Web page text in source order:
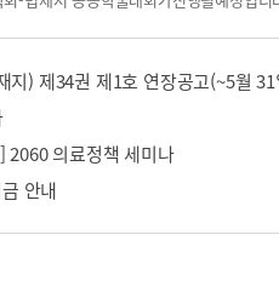
드릴예정입니다. **비대면참석자중참석
석여부확인후발급해드릴예정입니다.
변경해주시길부탁드리며, 메일로요청
겠습니다.회원여러분의적극적인참여를
기대합니다.본행사와관련하여문의사항
2060 의료정책 세미나
안내